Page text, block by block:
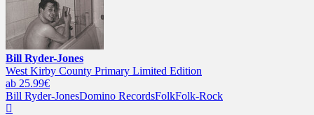
Bill Ryder-Jones
West Kirby County Primary Limited Edition
ab 25.99€
Bill Ryder-JonesDomino RecordsFolkFolk-Rock